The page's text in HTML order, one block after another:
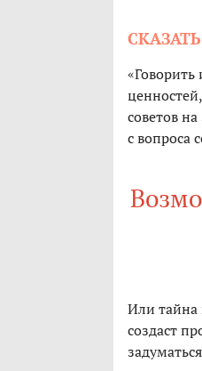
«Говорить
советов
с вопроса
Или тайна
создаст